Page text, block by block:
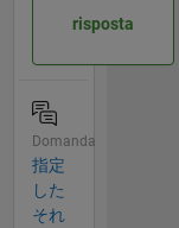
risposta
Domanda
指定
した
それ